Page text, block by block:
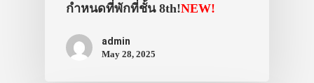
กำหนดที่พักที่ชั้น 8th!NEW!
admin
May 28, 2025